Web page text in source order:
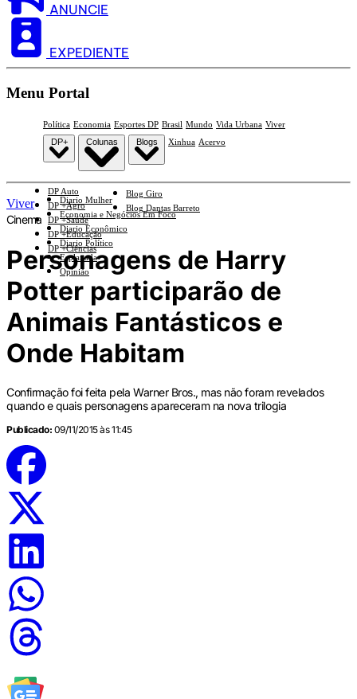
ANUNCIE
EXPEDIENTE
Menu Portal
Política Economia Esportes DP Brasil Mundo Vida Urbana Viver
DP+
DP Auto
DP +Agro
DP +Saúde
DP +Educação
DP +Ciências
Colunas
Diario Mulher
Economia e Negócios Em Foco
Diario Econômico
Diario Político
Esplanada
Opinião
Blogs
Blog Giro
Blog Dantas Barreto
Xinhua Acervo
Viver
Cinema
Personagens de Harry
Potter participarão de
Animais Fantásticos e
Onde Habitam
Confirmação foi feita pela Warner Bros., mas não foram revelados
quando e quais personagens apareceram na nova trilogia
Publicado: 09/11/2015 às 11:45